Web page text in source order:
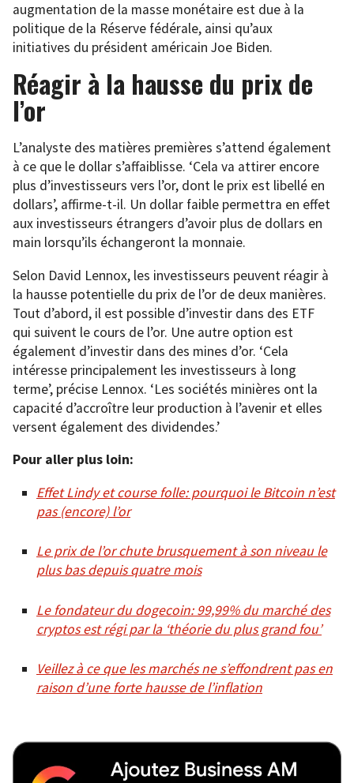
augmentation de la masse monétaire est due à la
politique de la Réserve fédérale, ainsi qu’aux
initiatives du président américain Joe Biden.
Réagir à la hausse du prix de
l’or
L’analyste des matières premières s’attend également
à ce que le dollar s’affaiblisse. ‘Cela va attirer encore
plus d’investisseurs vers l’or, dont le prix est libellé en
dollars’, affirme-t-il. Un dollar faible permettra en effet
aux investisseurs étrangers d’avoir plus de dollars en
main lorsqu’ils échangeront la monnaie.
Selon David Lennox, les investisseurs peuvent réagir à
la hausse potentielle du prix de l’or de deux manières.
Tout d’abord, il est possible d’investir dans des ETF
qui suivent le cours de l’or. Une autre option est
également d’investir dans des mines d’or. ‘Cela
intéresse principalement les investisseurs à long
terme’, précise Lennox. ‘Les sociétés minières ont la
capacité d’accroître leur production à l’avenir et elles
versent également des dividendes.’
Pour aller plus loin:
Effet Lindy et course folle: pourquoi le Bitcoin n’est
pas (encore) l’or
Le prix de l’or chute brusquement à son niveau le
plus bas depuis quatre mois
Le fondateur du dogecoin: 99,99% du marché des
cryptos est régi par la ‘théorie du plus grand fou’
Veillez à ce que les marchés ne s’effondrent pas en
raison d’une forte hausse de l’inflation